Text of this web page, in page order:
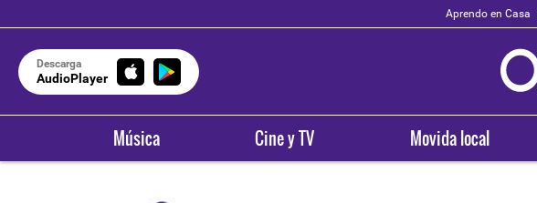
Aprendo en Casa
Descarga
AudioPlayer
Música Cine y TV Movida local